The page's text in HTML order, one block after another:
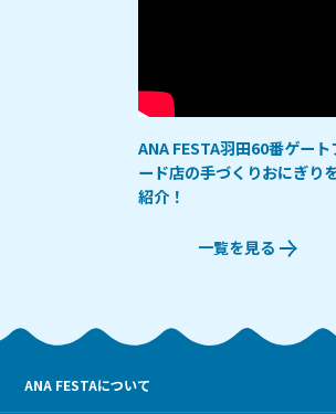
ANA FESTA羽田60番ゲート
ード店の手づくりおにぎり
紹介！
一覧を見る
ANA FESTAについて